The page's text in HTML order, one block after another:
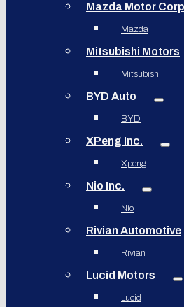
Mazda Motor
Mazda
Mitsubishi Motors
Mitsubishi
BYD Auto
BYD
XPeng Inc.
Xpeng
Nio Inc.
Nio
Rivian Automotive
Rivian
Lucid Motors
Lucid